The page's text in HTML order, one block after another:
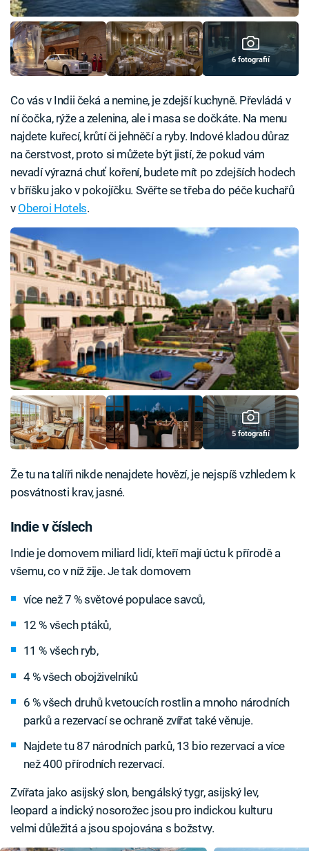
6 fotografií
Co vás v Indii čeká a nemine, je zdejší kuchyně. Převládá v
ní čočka, rýže a zelenina, ale i masa se dočkáte. Na menu
najdete kuřecí, krůtí či jehněčí a ryby. Indové kladou důraz
na čerstvost, proto si můžete být jistí, že pokud vám
nevadí výrazná chuť koření, budete mít po zdejších hodech
v bříšku jako v pokojíčku. Svěřte se třeba do péče kuchařů
v Oberoi Hotels.
5 fotografií
Že tu na talíři nikde nenajdete hovězí, je nejspíš vzhledem k
posvátnosti krav, jasné.
Indie v číslech
Indie je domovem miliard lidí, kteří mají úctu k přírodě a
všemu, co v níž žije. Je tak domovem
více než 7 % světové populace savců,
12 % všech ptáků,
11 % všech ryb,
4 % všech obojživelníků
6 % všech druhů kvetoucích rostlin a mnoho národních
parků a rezervací se ochraně zvířat také věnuje.
Najdete tu 87 národních parků, 13 bio rezervací a více
než 400 přírodních rezervací.
Zvířata jako asijský slon, bengálský tygr, asijský lev,
leopard a indický nosorožec jsou pro indickou kulturu
velmi důležitá a jsou spojována s božstvy.